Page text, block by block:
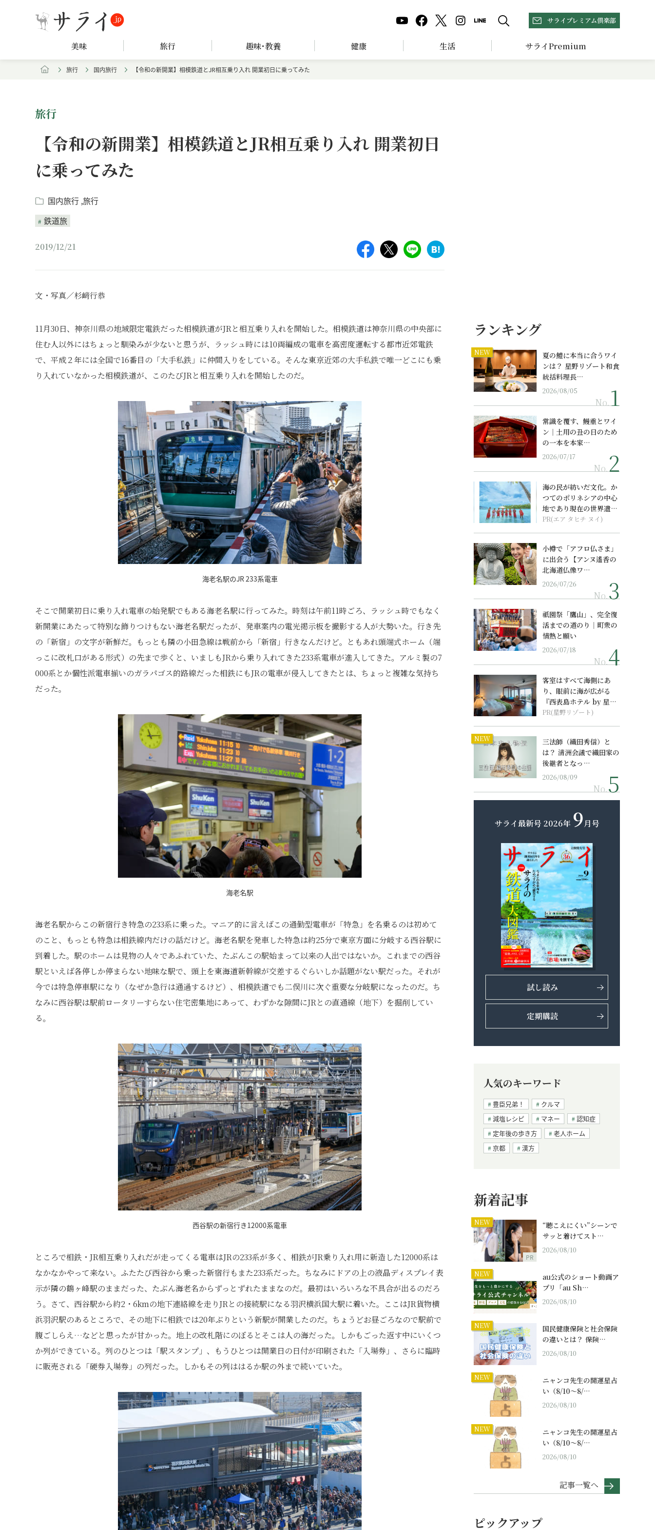
サライプレミアム倶楽部
美味 旅行 趣味･教養 健康 生活 サライPremium
旅行 国内旅行 【令和の新開業】相模鉄道とJR相互乗り入れ 開業初日に乗ってみた
旅行
【令和の新開業】相模鉄道とJR相互乗り入れ 開業初日
に乗ってみた
国内旅行 旅行
鉄道旅
2019/12/21
文・写真／杉﨑行恭
11月30日、神奈川県の地域限定電鉄だった相模鉄道がJRと相互乗り入れを開始した。相模鉄道は神奈川県の中央部に
住む人以外にはちょっと馴染みが少ないと思うが、ラッシュ時には10両編成の電車を高密度運転する都市近郊電鉄
で、平成２年には全国で16番目の「大手私鉄」に仲間入りをしている。そんな東京近郊の大手私鉄で唯一どこにも乗
り入れていなかった相模鉄道が、このたびJRと相互乗り入れを開始したのだ。
海老名駅のJR 233系電車
そこで開業初日に乗り入れ電車の始発駅でもある海老名駅に行ってみた。時刻は午前11時ごろ、ラッシュ時でもなく
新開業にあたって特別な飾りつけもない海老名駅だったが、発車案内の電光掲示板を撮影する人が大勢いた。行き先
の「新宿」の文字が新鮮だ。もっとも隣の小田急線は戦前から「新宿」行きなんだけど。ともあれ頭端式ホーム（端
っこに改札口がある形式）の先まで歩くと、いましもJRから乗り入れてきた233系電車が進入してきた。アルミ製の7
000系とか個性派電車揃いのガラパゴス的路線だった相鉄にもJRの電車が侵入してきたとは、ちょっと複雑な気持ち
だった。
海老名駅
海老名駅からこの新宿行き特急の233系に乗った。マニア的に言えばこの通勤型電車が「特急」を名乗るのは初めて
のこと、もっとも特急は相鉄線内だけの話だけど。海老名駅を発車した特急は約25分で東京方面に分岐する西谷駅に
到着した。駅のホームは見物の人々であふれていた、たぶんこの駅始まって以来の人出ではないか。これまでの西谷
駅といえば各停しか停まらない地味な駅で、頭上を東海道新幹線が交差するぐらいしか話題がない駅だった。それが
今では特急停車駅になり（なぜか急行は通過するけど）、相模鉄道でも二俣川に次ぐ重要な分岐駅になったのだ。ち
なみに西谷駅は駅前ロータリーすらない住宅密集地にあって、わずかな隙間にJRとの直通線（地下）を掘削してい
る。
西谷駅の新宿行き12000系電車
ところで相鉄・JR相互乗り入れだが走ってくる電車はJRの233系が多く、相鉄がJR乗り入れ用に新造した12000系は
なかなかやって来ない。ふたたび西谷から乗った新宿行もまた233系だった。ちなみにドアの上の液晶ディスプレイ表
示が隣の鶴ヶ峰駅のままだった、たぶん海老名からずっとずれたままなのだ。最初はいろいろな不具合が出るのだろ
う。さて、西谷駅から約2・6kmの地下連絡線を走りJRとの接続駅になる羽沢横浜国大駅に着いた。ここはJR貨物横
浜羽沢駅のあるところで、その地下に相鉄では20年ぶりという新駅が開業したのだ。ちょうどお昼ごろなので駅前で
腹ごしらえ…などと思ったが甘かった。地上の改札階にのぼるとそこは人の海だった。しかもごった返す中にいくつ
か列ができている。列のひとつは「駅スタンプ」、もうひとつは開業日の日付が印刷された「入場券」、さらに臨時
に販売される「硬券入場券」の列だった。しかもその列ははるか駅の外まで続いていた。
ランキング
NEW
夏の鱧に本当に合うワイ
ンは？ 星野リゾート和食
統括料理長…
2026/08/05
No.
常識を覆す、鰻重とワイ
ン｜土用の丑の日のため
の一本を本家…
2026/07/17
No.
海の民が紡いだ文化。か
つてのポリネシアの中心
地であり現在の世界遺産
からみえてくる...
PR(エア タヒチ ヌイ)
小樽で「アフロ仏さま」
に出会う【アンヌ遙香の
北海道仏像ワ…
2026/07/26
No.
祇園祭「鷹山」、完全復
活までの道のり｜町衆の
情熱と願い
2026/07/18
No.
客室はすべて海側にあ
り、眼前に海が広がる
『西表島ホテル by 星野
リゾート』
PR(星野リゾート)
NEW
三法師（織田秀信）と
は？ 清洲会議で織田家の
後継者となっ…
2026/08/09
No.
サライ最新号 2026年 9月号
試し読み
定期購読
人気のキーワード
豊臣兄弟！
クルマ
減塩レシピ
マネー
認知症
定年後の歩き方
老人ホーム
京都
漢方
新着記事
NEW
PR
“聴こえにくい”シーンで
サッと着けてスト…
2026/08/10
NEW
au公式のショート動画ア
プリ「au Sh…
2026/08/10
NEW
国民健康保険と社会保険
の違いとは？ 保険…
2026/08/10
NEW
ニャンコ先生の開運星占
い（8/10～8/…
2026/08/10
NEW
ニャンコ先生の開運星占
い（8/10～8/…
2026/08/10
記事一覧へ
ピックアップ